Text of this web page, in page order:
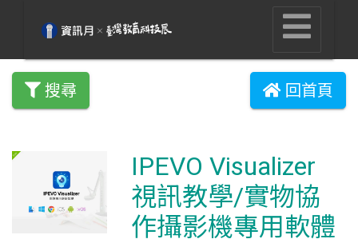
搜尋 回首頁
IPEVO Visualizer
視訊教學/實物協
作攝影機專用軟體